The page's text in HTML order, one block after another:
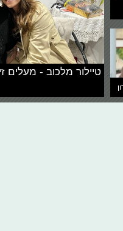
טיילור מלכוב - מעלים